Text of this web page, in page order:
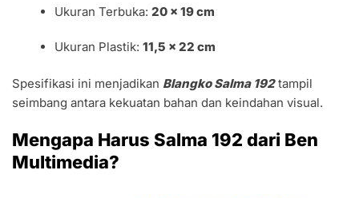
Ukuran Terbuka:20 x 19 cm
Ukuran Plastik:11,5 x 22 cm
Spesifikasi ini menjadikan Blangko Salma 192tampil
seimbang antara kekuatan bahan dan keindahan visual.
Mengapa Harus Salma 192 dari Ben
Multimedia?